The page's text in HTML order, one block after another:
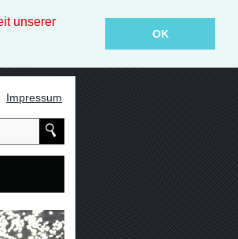
unserer
OK
Impressum